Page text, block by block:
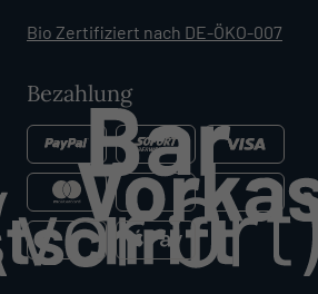
Bio Zertifiziert nach DE-ÖKO-007
Bezahlung